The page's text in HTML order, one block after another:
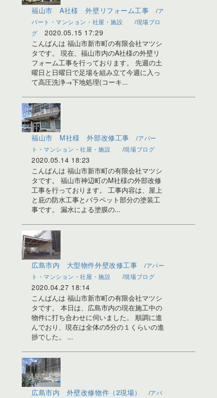
福山市 A社様 外壁リフォーム工事
ア
パート・マンション・社屋・施設
現場ブロ
グ
2020.05.15 17:29
こんばんは 福山市新市町の有限会社マツシ
タです。 現在、福山市内のA社様の外壁リ
フォーム工事を行っております。 先週の土
曜日と日曜日で足場を組み立て今週に入っ
て高圧洗浄→下地処理(コーキ...
福山市 M社様 外部改修工事
アパー
ト・マンション・社屋・施設
現場ブログ
2020.05.14 18:23
こんばんは 福山市新市町の有限会社マツシ
タです。 福山市神辺町のM社様の外部改修
工事を行っております。 工事内容は、屋上
と庇の防水工事とパラペット部分の塗装工
事です。 漏水による塗膜の...
広島市内 大型物件外壁改修工事
アパー
ト・マンション・社屋・施設
現場ブログ
2020.04.27 18:14
こんばんは 福山市新市町の有限会社マツシ
タです。 本日は、広島市内の現在施工中の
物件に打ち合わせに伺いました。 順調に進
んでおり、現在は全体の5分の１くらいの進
捗でした。 ...
広島市内 外壁改修物件（2現場）
アパ